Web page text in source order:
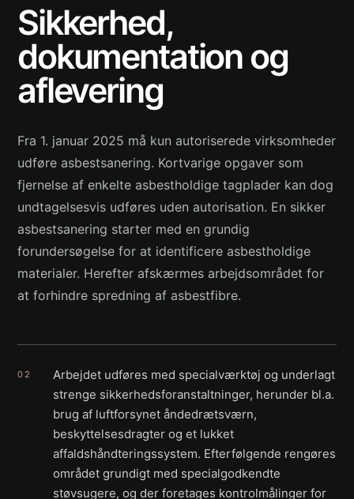
Sikkerhed,
dokumentation og
aflevering
Fra 1. januar 2025 må kun autoriserede virksomheder
udføre asbestsanering. Kortvarige opgaver som
fjernelse af enkelte asbestholdige tagplader kan dog
undtagelsesvis udføres uden autorisation. En sikker
asbestsanering starter med en grundig
forundersøgelse for at identificere asbestholdige
materialer. Herefter afskærmes arbejdsområdet for
at forhindre spredning af asbestfibre.
02
Arbejdet udføres med specialværktøj og underlagt
strenge sikkerhedsforanstaltninger, herunder bl.a.
brug af luftforsynet åndedrætsværn,
beskyttelsesdragter og et lukket
affaldshåndteringssystem. Efterfølgende rengøres
området grundigt med specialgodkendte
støvsugere, og der foretages kontrolmålinger for